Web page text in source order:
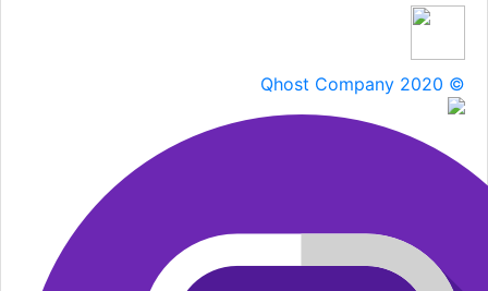
Qhost Company 2020 ©